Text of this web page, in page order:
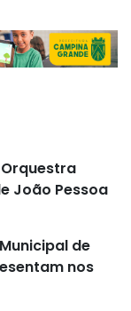
João Pessoa
de
nos